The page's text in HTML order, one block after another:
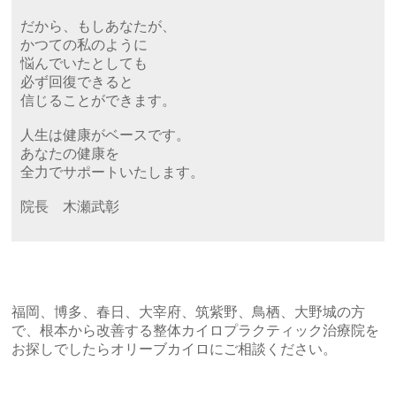
だから、もしあなたが、
かつての私のように
悩んでいたとしても
必ず回復できると
信じることができます。
人生は健康がベースです。
あなたの健康を
全力でサポートいたします。
院長 木瀬武彰
福岡、博多、春日、大宰府、筑紫野、鳥栖、大野城の方
で、根本から改善する整体カイロプラクティック治療院を
お探しでしたらオリーブカイロにご相談ください。